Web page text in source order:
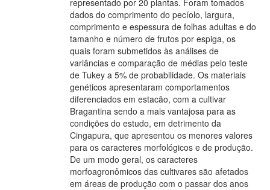
dados do comprimento do pecíolo, largura,
comprimento e espessura de folhas adultas e do
tamanho e número de frutos por espiga, os
quais foram submetidos às análises de
variâncias e comparação de médias pelo teste
de Tukey a 5% de probabilidade. Os materiais
genéticos apresentaram comportamentos
diferenciados em estacão, com a cultivar
Bragantina sendo a mais vantajosa para as
condições do estudo, em detrimento da
Cingapura, que apresentou os menores valores
para os caracteres morfológicos e de produção.
De um modo geral, os caracteres
morfoagronômicos das cultivares são afetados
em áreas de produção com o passar dos anos